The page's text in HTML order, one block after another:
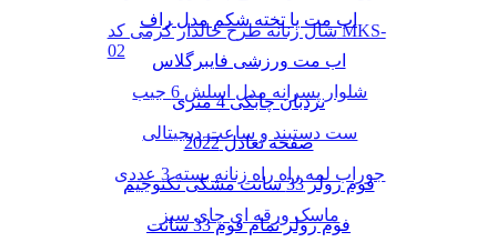
شال زنانه طرح خالدار کرمی کد MKS-
02
شلوار پسرانه مدل اسلش 6 جیب
ست دستبند و ساعت دیجیتالی
جوراب لمه راه راه زنانه بسته 3 عددی
ماسک ورقه ای چای سبز
اب مت یا تخته شکم مدل راف
اب مت ورزشی فایبرگلاس
نردبان چابکی 4 متری
صفحه تعادل 2022
فوم رولر 33 سانت مشکی تکنوجیم
فوم رولر تمام فوم 33 سانت